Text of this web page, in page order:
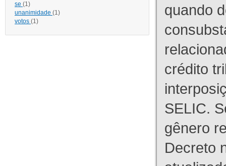
se (1)
unanimidade (1)
votos (1)
quando
crédito
SELIC.
gênero
Decreto